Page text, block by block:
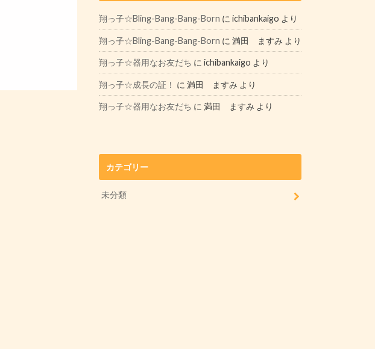
翔っ子☆Bling-Bang-Bang-Born に ichibankaigo より
翔っ子☆Bling-Bang-Bang-Born に 満田 ますみ より
翔っ子☆器用なお友だち に ichibankaigo より
翔っ子☆成長の証！ に 満田 ますみ より
翔っ子☆器用なお友だち に 満田 ますみ より
カテゴリー
未分類